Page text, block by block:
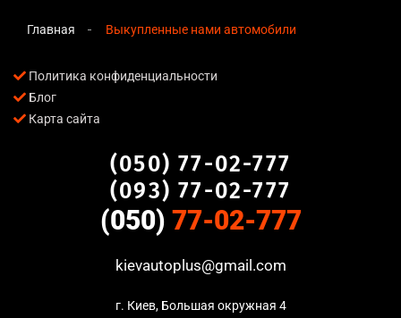
Главная Выкупленные нами автомобили
Политика конфиденциальности
Блог
Карта сайта
(050) 77-02-777
(093) 77-02-777
(050) 77-02-777
kievautoplus@gmail.com
г. Киев, Большая окружная 4